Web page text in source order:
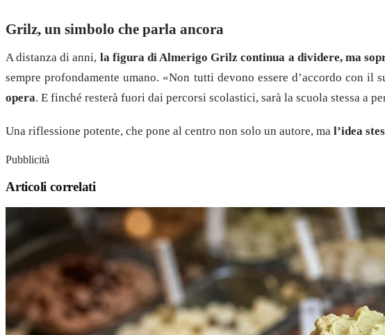
Grilz, un simbolo che parla ancora
A distanza di anni, la figura di Almerigo Grilz continua a dividere, ma
sempre profondamente umano. «Non tutti devono essere d’accordo con il
opera. E finché resterà fuori dai percorsi scolastici, sarà la scuola stessa a
Una riflessione potente, che pone al centro non solo un autore, ma l’idea
Pubblicità
Articoli correlati